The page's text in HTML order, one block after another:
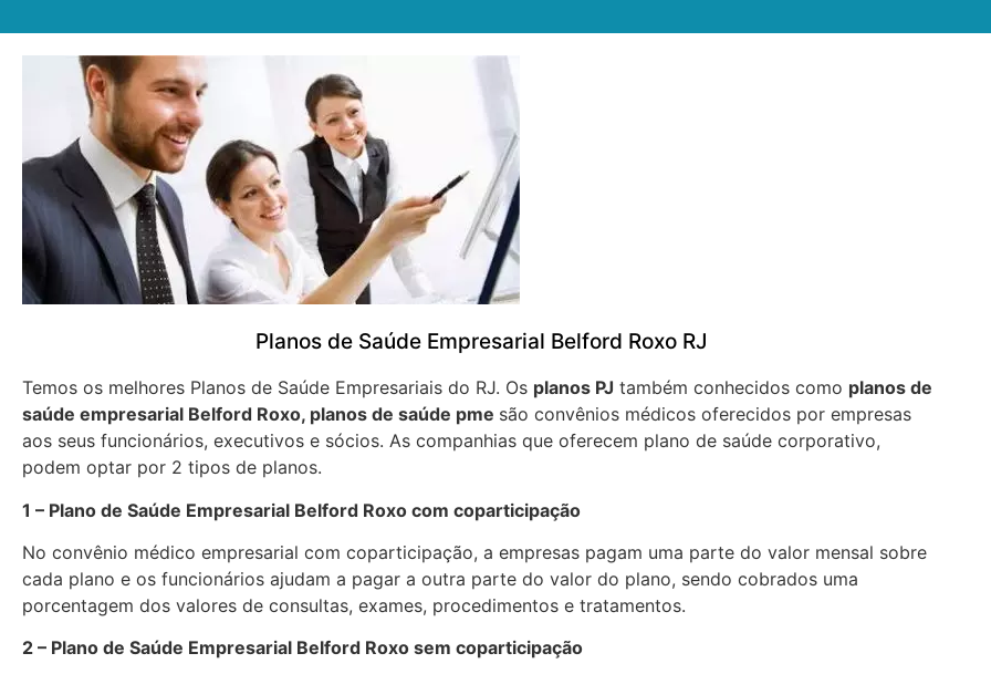
Planos de Saúde Empresarial Belford Roxo RJ
Temos os melhores Planos de Saúde Empresariais do RJ. Os planos PJ também conhecidos como planos de
saúde empresarial Belford Roxo, planos de saúde pme são convênios médicos oferecidos por empresas
aos seus funcionários, executivos e sócios. As companhias que oferecem plano de saúde corporativo,
podem optar por 2 tipos de planos.
1 – Plano de Saúde Empresarial Belford Roxo com coparticipação
No convênio médico empresarial com coparticipação, a empresas pagam uma parte do valor mensal sobre
cada plano e os funcionários ajudam a pagar a outra parte do valor do plano, sendo cobrados uma
porcentagem dos valores de consultas, exames, procedimentos e tratamentos.
2 – Plano de Saúde Empresarial Belford Roxo sem coparticipação